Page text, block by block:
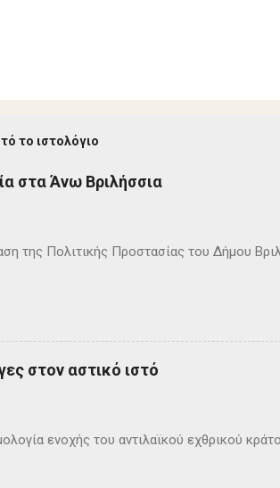
το ιστολόγιο
στα Άνω Βριλήσσια
της Πολιτικής Προστασίας του Δήμου
στον αστικό ιστό
ενοχής του αντιλαϊκού εχθρικού